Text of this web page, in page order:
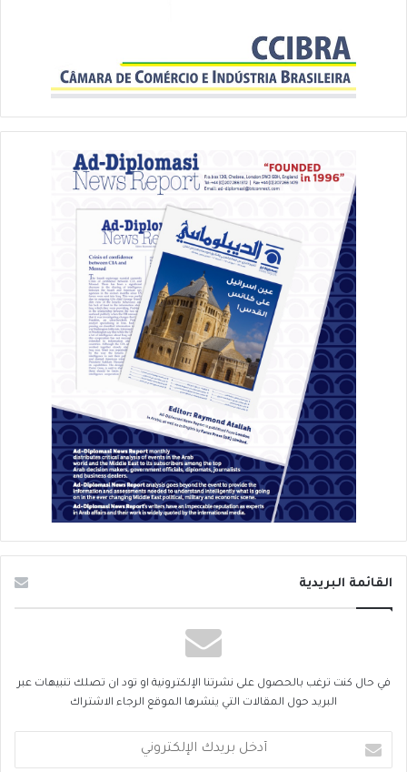
القائمة البريدية
في حال كنت ترغب بالحصول على نشرتنا الإلكترونية او تود ان تصلك تنبيهات عبر
البريد حول المقالات التي ينشرها الموقع الرجاء الاشتراك
بريدك